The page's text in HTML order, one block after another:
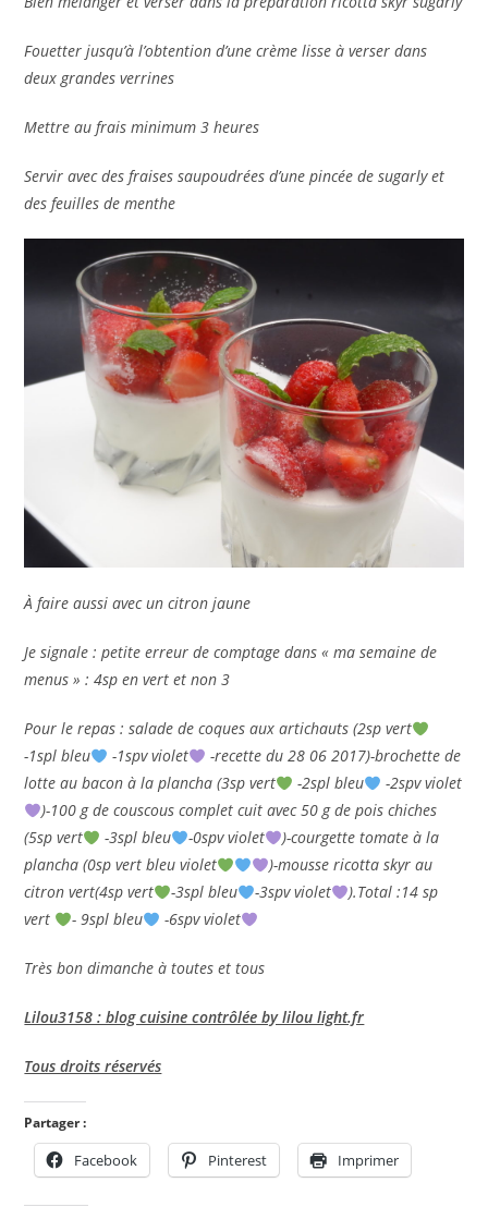
Fouetter jusqu’à l’obtention d’une crème lisse à verser dans
deux grandes verrines
Mettre au frais minimum 3 heures
Servir avec des fraises saupoudrées d’une pincée de sugarly et
des feuilles de menthe
À faire aussi avec un citron jaune
Je signale : petite erreur de comptage dans « ma semaine de
menus » : 4sp en vert et non 3
Pour le repas : salade de coques aux artichauts (2sp vert
-1spl bleu
-1spv violet
-recette du 28 06 2017)-brochette de
lotte au bacon à la plancha (3sp vert
-2spl bleu
-2spv violet
)-100 g de couscous complet cuit avec 50 g de pois chiches
(5sp vert
-3spl bleu -0spv violet
)-courgette tomate à la
plancha (0sp vert bleu violet
)-mousse ricotta skyr au
citron vert(4sp vert
-3spl bleu -3spv violet
).Total :14 sp
vert
- 9spl bleu -6spv violet
Très bon dimanche à toutes et tous
Lilou3158 : blog cuisine contrôlée by lilou light.fr
Tous droits réservés
Partager :
Facebook Pinterest Imprimer